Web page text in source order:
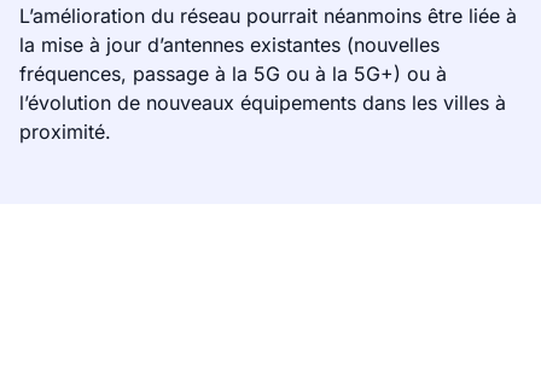
L’amélioration du réseau pourrait néanmoins être liée à
la mise à jour d’antennes existantes (nouvelles
fréquences, passage à la 5G ou à la 5G+) ou à
l’évolution de nouveaux équipements dans les villes à
proximité.